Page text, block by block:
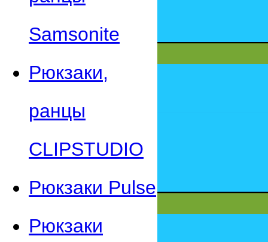
Samsonite
Рюкзаки,
ранцы
CLIPSTUDIO
Рюкзаки Pulse
Рюкзаки